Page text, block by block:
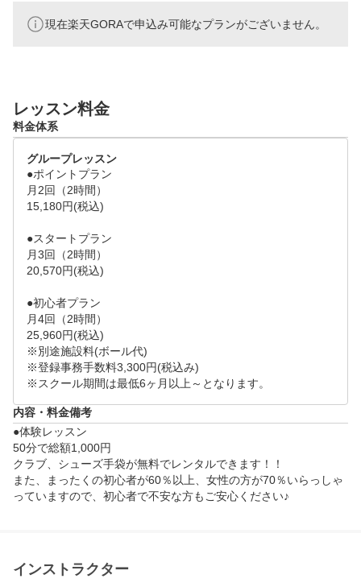
現在楽天GORAで申込み可能なプランがございません。
レッスン料金
料金体系
グループレッスン
●ポイントプラン
月2回（2時間）
15,180円(税込)
●スタートプラン
月3回（2時間）
20,570円(税込)
●初心者プラン
月4回（2時間）
25,960円(税込)
※別途施設料(ボール代)
※登録事務手数料3,300円(税込み)
※スクール期間は最低6ヶ月以上～となります。
内容・料金備考
●体験レッスン
50分で総額1,000円
クラブ、シューズ手袋が無料でレンタルできます！！
また、まったくの初心者が60％以上、女性の方が70％いらっしゃ
っていますので、初心者で不安な方もご安心ください♪
インストラクター